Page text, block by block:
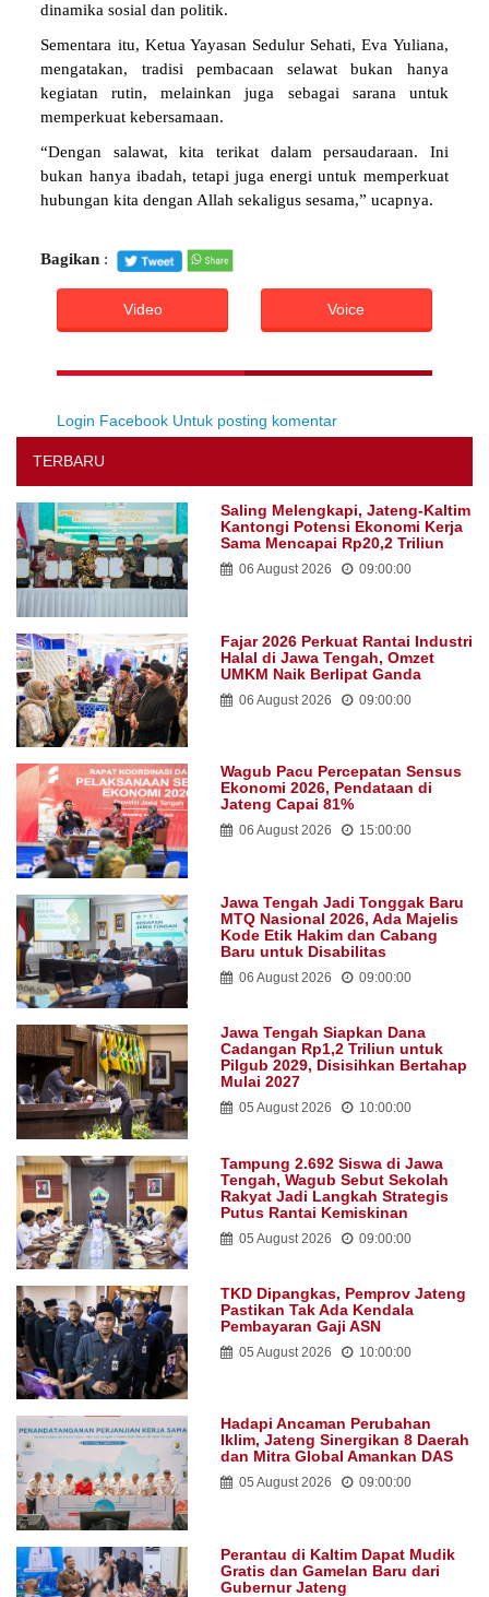
dinamika sosial dan politik.
Sementara itu, Ketua Yayasan Sedulur Sehati, Eva Yuliana,
mengatakan, tradisi pembacaan selawat bukan hanya
kegiatan rutin, melainkan juga sebagai sarana untuk
memperkuat kebersamaan.
“Dengan salawat, kita terikat dalam persaudaraan. Ini
bukan hanya ibadah, tetapi juga energi untuk memperkuat
hubungan kita dengan Allah sekaligus sesama,” ucapnya.
Bagikan :
Video Voice
Login Facebook Untuk posting komentar
TERBARU
Saling Melengkapi, Jateng-Kaltim
Kantongi Potensi Ekonomi Kerja
Sama Mencapai Rp20,2 Triliun
06 August 2026 09:00:00
Fajar 2026 Perkuat Rantai Industri
Halal di Jawa Tengah, Omzet
UMKM Naik Berlipat Ganda
06 August 2026 09:00:00
Wagub Pacu Percepatan Sensus
Ekonomi 2026, Pendataan di
Jateng Capai 81%
06 August 2026 15:00:00
Jawa Tengah Jadi Tonggak Baru
MTQ Nasional 2026, Ada Majelis
Kode Etik Hakim dan Cabang
Baru untuk Disabilitas
06 August 2026 09:00:00
Jawa Tengah Siapkan Dana
Cadangan Rp1,2 Triliun untuk
Pilgub 2029, Disisihkan Bertahap
Mulai 2027
05 August 2026 10:00:00
Tampung 2.692 Siswa di Jawa
Tengah, Wagub Sebut Sekolah
Rakyat Jadi Langkah Strategis
Putus Rantai Kemiskinan
05 August 2026 09:00:00
TKD Dipangkas, Pemprov Jateng
Pastikan Tak Ada Kendala
Pembayaran Gaji ASN
05 August 2026 10:00:00
Hadapi Ancaman Perubahan
Iklim, Jateng Sinergikan 8 Daerah
dan Mitra Global Amankan DAS
05 August 2026 09:00:00
Perantau di Kaltim Dapat Mudik
Gratis dan Gamelan Baru dari
Gubernur Jateng